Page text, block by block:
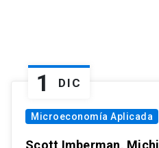
1 DIC
Microeconomía Aplicada
Scott Imberman,